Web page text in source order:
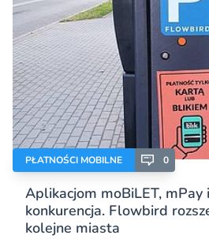
PŁATNOŚCI MOBILNE 0
Aplikacjom moBiLET, mPay
konkurencja. Flowbird
kolejne miasta